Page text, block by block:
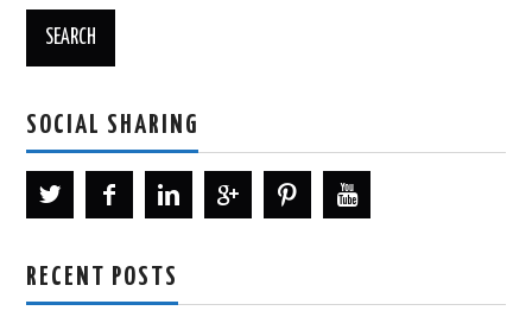
SOCIAL SHARING
RECENT POSTS